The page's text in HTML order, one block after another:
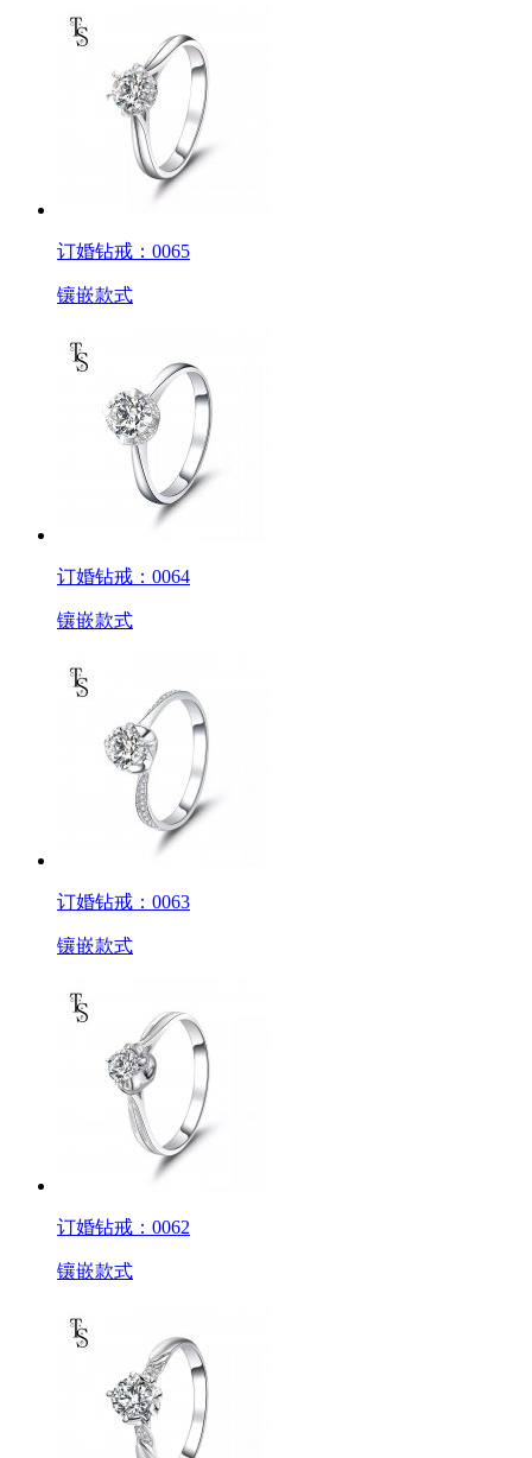
订婚钻戒：0065
镶嵌款式
订婚钻戒：0064
镶嵌款式
订婚钻戒：0063
镶嵌款式
订婚钻戒：0062
镶嵌款式